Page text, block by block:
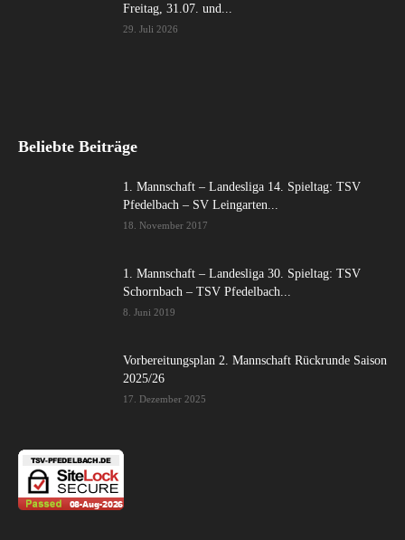
Freitag, 31.07. und...
29. Juli 2026
Beliebte Beiträge
1. Mannschaft – Landesliga 14. Spieltag: TSV
Pfedelbach – SV Leingarten...
18. November 2017
1. Mannschaft – Landesliga 30. Spieltag: TSV
Schornbach – TSV Pfedelbach...
8. Juni 2019
Vorbereitungsplan 2. Mannschaft Rückrunde Saison
2025/26
17. Dezember 2025